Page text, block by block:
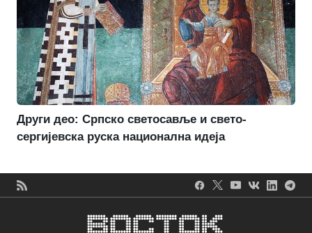
Други део: Српско светосавље и свето-
сергијевска руска национална идеја